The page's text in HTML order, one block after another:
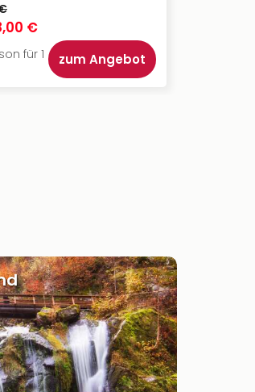
€
für 1
zum Angebot